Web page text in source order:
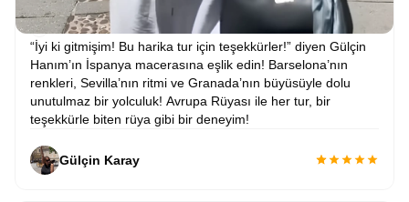
“İyi ki gitmişim! Bu harika tur için teşekkürler!” diyen Gülçin
Hanım’ın İspanya macerasına eşlik edin! Barselona’nın
renkleri, Sevilla’nın ritmi ve Granada’nın büyüsüyle dolu
unutulmaz bir yolculuk! Avrupa Rüyası ile her tur, bir
teşekkürle biten rüya gibi bir deneyim!
Gülçin Karay